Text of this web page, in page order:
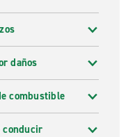
daños
combustible
conducir